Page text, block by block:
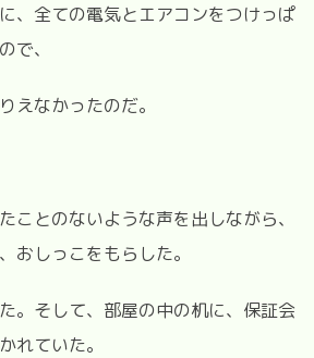
、全ての電気とエアコンをつけっぱ
で、
えなかったのだ。
ことのないような声を出しながら、
おしっこをもらした。
。そして、部屋の中の机に、保証会
れていた。